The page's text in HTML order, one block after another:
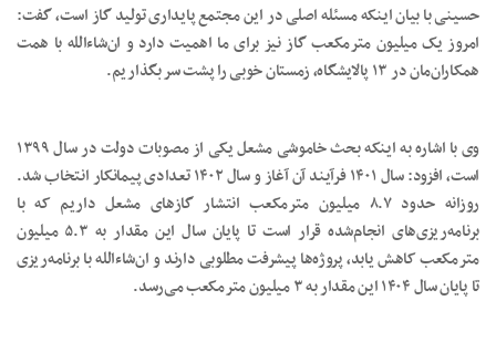
حسینی با بیان اینکه مسئله اصلی در این مجتمع پایداری تولید گاز است، گفت:
امروز یک میلیون مترمکعب گاز نیز برای ما اهمیت دارد و ان‌شاءالله با همت
همکاران‌مان در ۱۳ پالایشگاه، زمستان خوبی را پشت سر بگذاریم.
وی با اشاره به اینکه بحث خاموشی مشعل یکی از مصوبات دولت در سال ۱۳۹۹
است، افزود: سال ۱۴۰۱ فرآیند آن آغاز و سال ۱۴۰۲ تعدادی پیمانکار انتخاب شد.
روزانه حدود ۸.۷ میلیون مترمکعب انتشار گازهای مشعل داریم که با
برنامه‌ریزی‌های انجام‌شده قرار است تا پایان سال این مقدار به ۵.۳ میلیون
مترمکعب کاهش یابد، پروژه‌ها پیشرفت مطلوبی دارند و ان‌شاءالله با برنامه‌ریزی
تا پایان سال ۱۴۰۴ این مقدار به ۳ میلیون مترمکعب می‌رسد.